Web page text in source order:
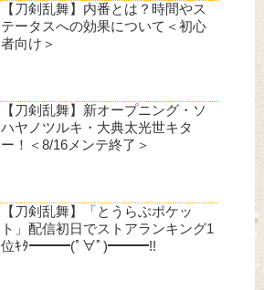
【刀剣乱舞】内番とは？時間やス
テータスへの効果について＜初心
者向け＞
【刀剣乱舞】新オープニング・ソ
ハヤノツルキ・大典太光世キタ
ー！＜8/16メンテ終了＞
【刀剣乱舞】「とうらぶポケッ
ト」配信初日でストアランキング1
位ｷﾀ━━━(ﾟ∀ﾟ)━━━!!